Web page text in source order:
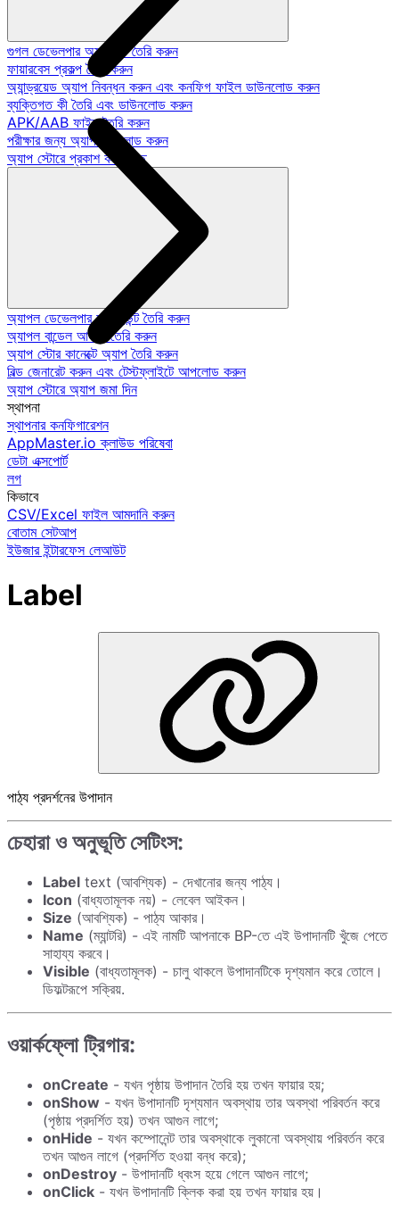
গুগল ডেভেলপার অ্যাকাউন্ট তৈরি করুন
ফায়ারবেস প্রকল্প তৈরি করুন
অ্যান্ড্রয়েড অ্যাপ নিবন্ধন করুন এবং কনফিগ ফাইল ডাউনলোড করুন
ব্যক্তিগত কী তৈরি এবং ডাউনলোড করুন
APK/AAB ফাইল তৈরি করুন
পরীক্ষার জন্য অ্যাপ আপলোড করুন
অ্যাপ স্টোরে প্রকাশ করা হচ্ছে
অ্যাপল ডেভেলপার অ্যাকাউন্ট তৈরি করুন
অ্যাপল বান্ডেল আইডি তৈরি করুন
অ্যাপ স্টোর কানেক্টে অ্যাপ তৈরি করুন
বিল্ড জেনারেট করুন এবং টেস্টফ্লাইটে আপলোড করুন
অ্যাপ স্টোরে অ্যাপ জমা দিন
স্থাপনা
স্থাপনার কনফিগারেশন
AppMaster.io ক্লাউড পরিষেবা
ডেটা এক্সপোর্ট
লগ
কিভাবে
CSV/Excel ফাইল আমদানি করুন
বোতাম সেটআপ
ইউজার ইন্টারফেস লেআউট
Label
পাঠ্য প্রদর্শনের উপাদান
চেহারা ও অনুভূতি সেটিংস:
Label text (আবশ্যিক) - দেখানোর জন্য পাঠ্য।
Icon (বাধ্যতামূলক নয়) - লেবেল আইকন।
Size (আবশ্যিক) - পাঠ্য আকার।
Name (ম্যান্টরি) - এই নামটি আপনাকে BP-তে এই উপাদানটি খুঁজে পেতে
সাহায্য করবে।
Visible (বাধ্যতামূলক) - চালু থাকলে উপাদানটিকে দৃশ্যমান করে তোলে।
ডিফল্টরূপে সক্রিয়.
ওয়ার্কফ্লো ট্রিগার:
onCreate - যখন পৃষ্ঠায় উপাদান তৈরি হয় তখন ফায়ার হয়;
onShow - যখন উপাদানটি দৃশ্যমান অবস্থায় তার অবস্থা পরিবর্তন করে
(পৃষ্ঠায় প্রদর্শিত হয়) তখন আগুন লাগে;
onHide - যখন কম্পোনেন্ট তার অবস্থাকে লুকানো অবস্থায় পরিবর্তন করে
তখন আগুন লাগে (প্রদর্শিত হওয়া বন্ধ করে);
onDestroy - উপাদানটি ধ্বংস হয়ে গেলে আগুন লাগে;
onClick - যখন উপাদানটি ক্লিক করা হয় তখন ফায়ার হয়।